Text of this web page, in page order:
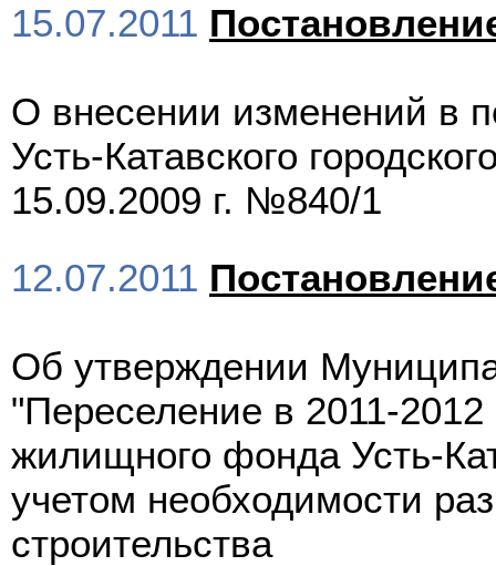
15.07.2011
О внесении изменений в
Усть-Катавского
15.09.2009 г. №840/1
12.07.2011
Об утверждении
"Переселение в 2011-
жилищного фонда Усть-
учетом необходимости
строительства